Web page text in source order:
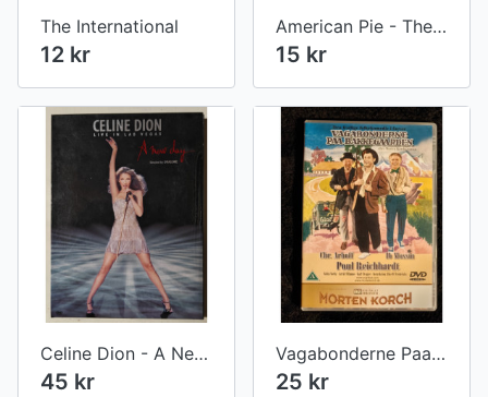
The International
12 kr
American Pie - The Naked Mile
15 kr
Celine Dion - A New Day - Live In Las Vegas
45 kr
Vagabonderne Paa Bakkegaarden
25 kr